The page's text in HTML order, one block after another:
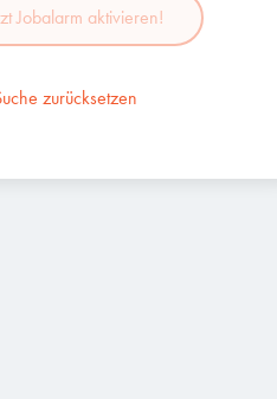
Jobalarm aktivieren!
zurücksetzen